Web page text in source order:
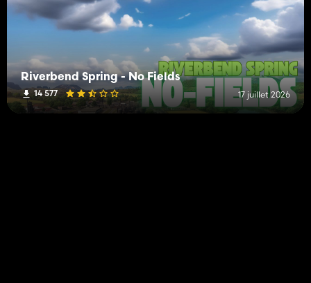
Riverbend Spring - No Fields
14 577 17 juillet 2026